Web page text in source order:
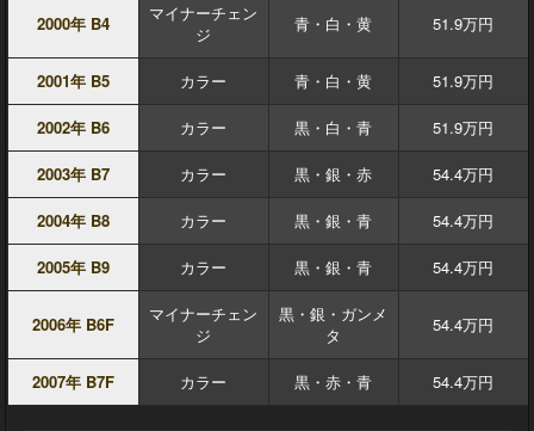
2000年 B4
マイナーチェン
ジ
青・白・黄 51.9万円
2001年 B5 カラー 青・白・黄 51.9万円
2002年 B6 カラー 黒・白・青 51.9万円
2003年 B7 カラー 黒・銀・赤 54.4万円
2004年 B8 カラー 黒・銀・青 54.4万円
2005年 B9 カラー 黒・銀・青 54.4万円
2006年 B6F
マイナーチェン
ジ
黒・銀・ガンメ
タ
54.4万円
2007年 B7F カラー 黒・赤・青 54.4万円